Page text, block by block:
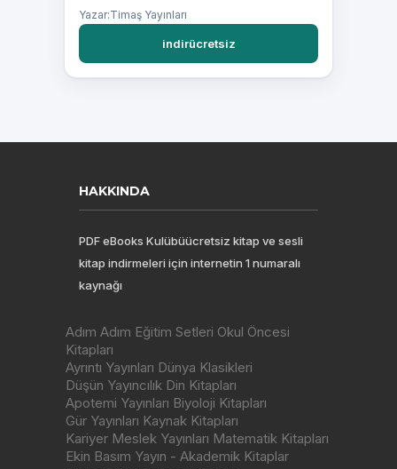
Yazar:Timaş Yayınları
indirücretsiz
HAKKINDA
PDF eBooks Kulübüücretsiz kitap ve sesli
kitap indirmeleri için internetin 1 numaralı
kaynağı
Adım Adım Eğitim Setleri Okul Öncesi
Kitapları
Ayrıntı Yayınları Dünya Klasikleri
Düşün Yayıncılık Din Kitapları
Apotemi Yayınları Biyoloji Kitapları
Gür Yayınları Kaynak Kitapları
Kariyer Meslek Yayınları Matematik Kitapları
Ekin Basım Yayın - Akademik Kitaplar